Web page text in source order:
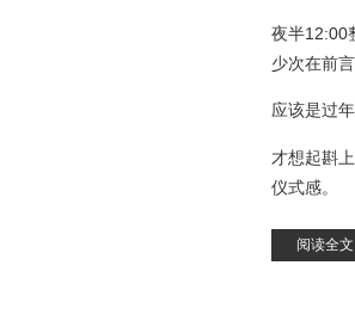
夜半12:00
少次在前
应该是过
才想起斟
仪式感。
阅读全文